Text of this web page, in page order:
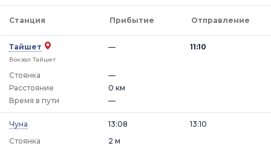
Станция Прибытие Отправление
Тайшет
Вокзал Тайшет
—
Стоянка —
11:10
Расстояние
0 км
Время в пути
—
Чуна
13:08
Стоянка
2 м
13:10